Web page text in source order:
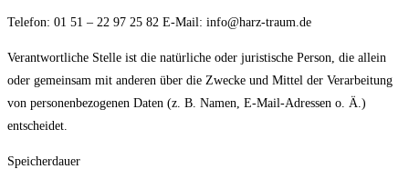
Telefon: 01 51 – 22 97 25 82 E-Mail: info@harz-traum.de
Verantwortliche Stelle ist die natürliche oder juristische Person, die allein
oder gemeinsam mit anderen über die Zwecke und Mittel der Verarbeitung
von personenbezogenen Daten (z. B. Namen, E-Mail-Adressen o. Ä.)
entscheidet.
Speicherdauer